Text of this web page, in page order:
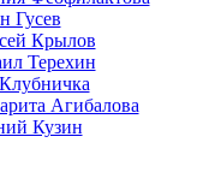
Гусев
Крылов
Терехин
Агибалова
Кузин